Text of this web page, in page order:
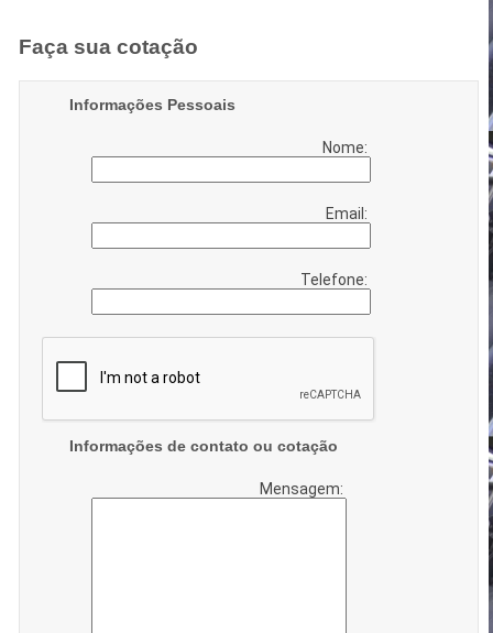
Faça sua cotação
Informações Pessoais
Nome:
Email:
Telefone:
Informações de contato ou cotação
Mensagem: